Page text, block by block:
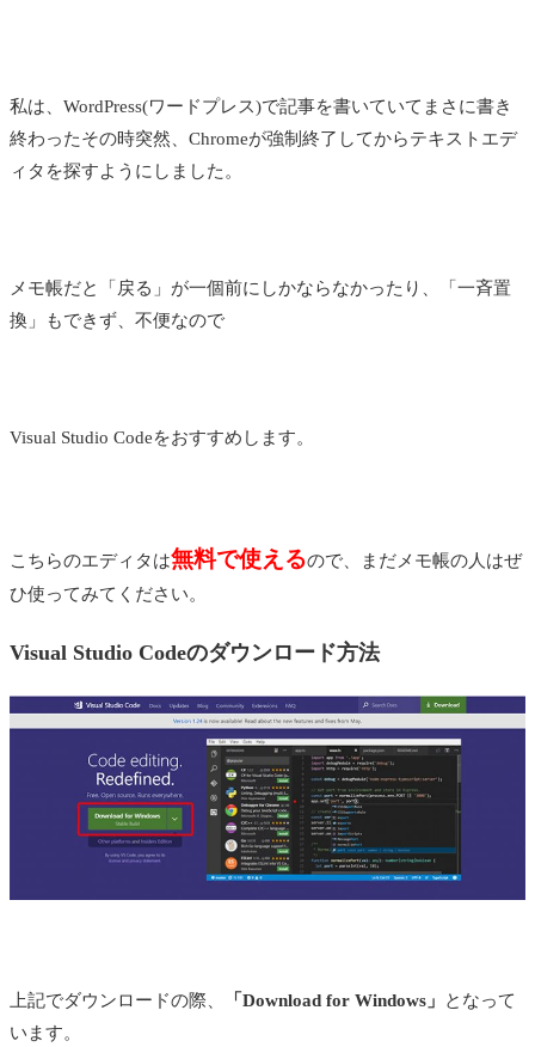
私は、WordPress(ワードプレス)で記事を書いていてまさに書き
終わったその時突然、Chromeが強制終了してからテキストエデ
ィタを探すようにしました。
メモ帳だと「戻る」が一個前にしかならなかったり、「一斉置
換」もできず、不便なので
Visual Studio Codeをおすすめします。
こちらのエディタは無料で使えるので、まだメモ帳の人はぜ
ひ使ってみてください。
Visual Studio Codeのダウンロード方法
上記でダウンロードの際、 「Download for Windows」
となって
います。